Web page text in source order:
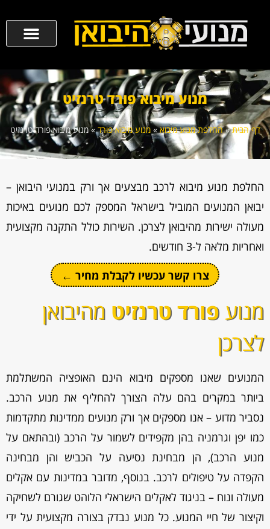
מנוע מיבוא פורד טרנזיט
דף הבית»החלפת מנוע מיבוא»מנוע מיבוא פורד»מנוע מיבוא פורד טרנזיט
החלפת מנוע מיבוא לרכב מבצעים אך ורק במנועי היבואן –
יבואן המנועים המוביל בישראל המספק לכם מנועים באיכות
מעולה ישירות מהיבואן לצרכן. השירות כולל התקנה מקצועית
ואחריות מלאה ל-3 חודשים.
צרו קשר עכשיו לקבלת מחיר ←
מנוע פורד טרנזיט מהיבואן
לצרכן
המנועים שאנו מספקים מיבוא הינם האופציה המשתלמת
ביותר במקרים בהם עלה הצורך להחליף את מנוע הרכב.
נסביר מדוע – אנו מספקים אך ורק מנועים ממדינות מתקדמות
כמו יפן וגרמניה בהן מקפידים לשמור על הרכב (ובהתאם על
מנוע הרכב), הן מבחינת נסיעה על הכביש והן מבחינה
הקפדה על טיפולים לרכב. בנוסף, מדובר במדינות עם אקלים
מעולה ונוח – בניגוד לאקלים הישראלי הלוהט שגורם לשחיקה
וקיצור של חיי המנוע. כל מנוע נבדק בצורה מקצועית על ידי